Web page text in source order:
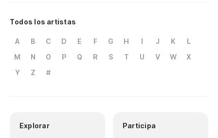
Todos los artistas
A B C D E F G H I J K
L
M
N O P Q R S T U V W
X
Y
Z #
Explorar Participa